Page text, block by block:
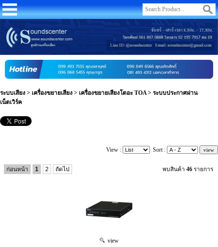
ระบบเสียง > เครื่องขยายเสียง > เครื่องขยายเสียงโตอะ TOA > ระบบประกาศผ่าน
เน็ตเวิร์ค
View : Sort :
ก่อนหน้า 1 2 ถัดไป พบสินค้า 46 รายการ
view